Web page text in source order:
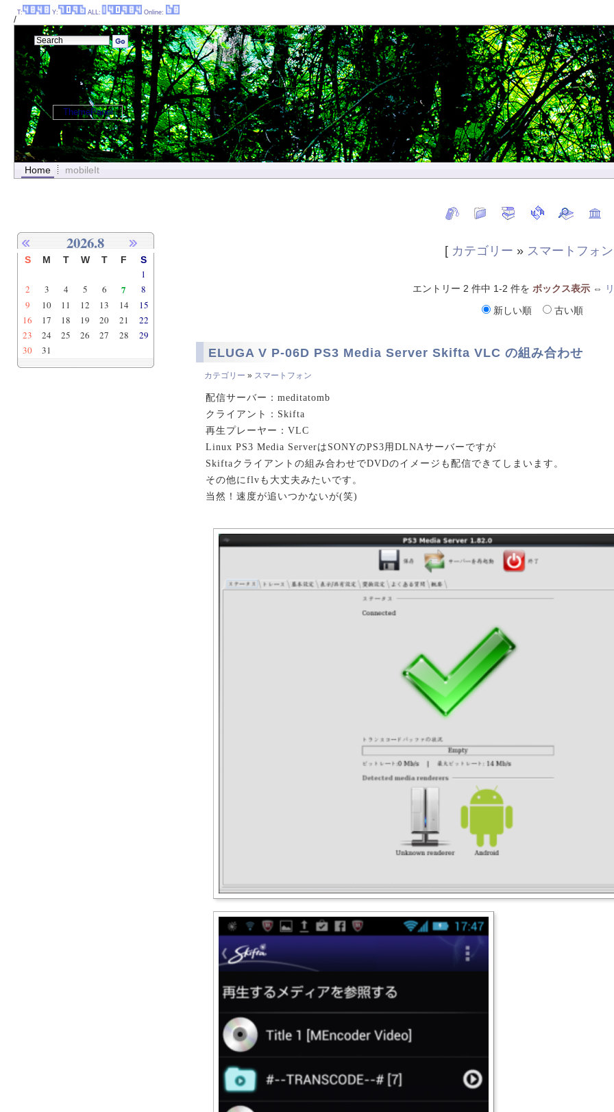
/
Home mobileIt
[ カテゴリー » スマートフォン
エントリー 2 件中 1-2 件を ボックス表示⇔
新しい順
古い順
ELUGA V P-06D PS3 Media Server Skifta VLC の組み合わせ
カテゴリー » スマートフォン
配信サーバー：meditatomb
クライアント：Skifta
再生プレーヤー：VLC
Linux PS3 Media ServerはSONYのPS3用DLNAサーバーですが
Skiftaクライアントの組み合わせでDVDのイメージも配信できてしまいます。
その他にflvも大丈夫みたいです。
当然！速度が追いつかないが(笑)
2026.8
S M T W T F S
1
2
3 4 5 6 7
8
9
10 11 12 13 14
15
16
17 18 19 20 21
22
23
24 25 26 27 28
29
30
31
T: Y: ALL: Online:
ThemePanel